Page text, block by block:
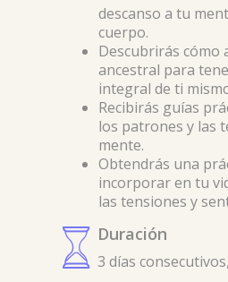
descanso a tu
cuerpo.
Descubrirás cómo
ancestral para
integral de ti
Recibirás guías
los patrones y las
mente.
Obtendrás una
incorporar en tu
las tensiones y
Duración
3 días